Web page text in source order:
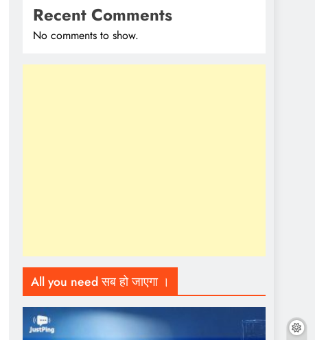
Recent Comments
No comments to show.
All you need सब हो जाएगा ।